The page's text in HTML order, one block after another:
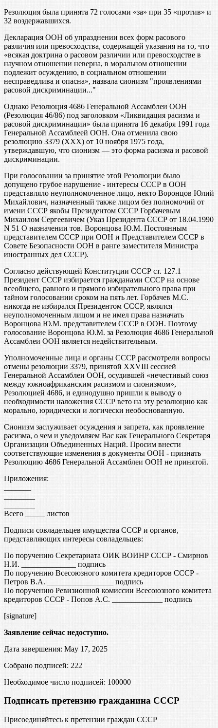
Резолюция была принята 72 голосами «за» при 35 «против» и
32 воздержавшихся.
Декларация ООН об упразднении всех форм расового
различия или превосходства, содержащей указания на то, что
«всякая доктрина о расовом различии или превосходстве в
научном отношении неверна, в моральном отношении
подлежит осуждению, в социальном отношении
несправедлива и опасна», назвала сионизм "проявлениями
расовой дискриминации..."
Однако Резолюция 4686 Генеральной Ассамблеи ООН
(Резолюция 46/86) под заголовком «Ликвидация расизма и
расовой дискриминации» была принята 16 декабря 1991 года
Генеральной Ассамблеей ООН. Она отменила свою
резолюцию 3379 (ХХХ) от 10 ноября 1975 года,
утверждавшую, что сионизм — это форма расизма и расовой
дискриминации.
При голосовании за принятие этой Резолюции было
допущено грубое нарушение - интересы СССР в ООН
представляло неуполномоченное лицо, некто Воронцов Юлий
Михайлович, назначенный также лицом без полномочий от
имени СССР якобы Президентом СССР Горбачевым
Михаилом Сергеевичем (Указ Президента СССР от 18.04.1990
N 51 О назначении тов. Воронцова Ю.М. Постоянным
представителем СССР при ООН и Представителем СССР в
Совете Безопасности ООН в ранге заместителя Министра
иностранных дел СССР).
Согласно действующей Конституции СССР ст. 127.1
Президент СССР избирается гражданами СССР на основе
всеобщего, равного и прямого избирательного права при
тайном голосовании сроком на пять лет. Горбачев М.С.
никогда не избирался Президентом СССР, являлся
неуполномоченным лицом и не имел права назначать
Воронцова Ю.М. представителем СССР в ООН. Поэтому
голосование Воронцова Ю.М. за Резолюция 4686 Генеральной
Ассамблеи ООН является недействительным.
Уполномоченные лица и органы СССР рассмотрели вопросы
отмены резолюции 3379, принятой XXVIII сессией
Генеральной Ассамблеи ООН, осудившей «нечестивый союз
между южноафриканским расизмом и сионизмом»,
Резолюцией 4686, и единодушно пришли к выводу о
необходимости наложения СССР вето на эту резолюцию как
морально, юридически и логически необоснованную.
Сионизм заслуживает осуждения и запрета, как проявление
расизма, о чем и уведомляем Вас как Генерального Секретаря
Организации Объединенных Наций. Просим внести
соответствующие изменения в документы ООН - признать
Резолюцию 4686 Генеральной Ассамблеи ООН не принятой.
Приложения:
Всего _____ листов
Подписи совладельцев имущества СССР и органов,
представляющих интересы совладельцев:
По поручению Секретариата ОИК ВОИНР СССР - Смирнов
Н.И. ______________ подпись
По поручению Всесоюзного комитета кредиторов СССР -
Петров В.А. _________________ подпись
По поручению Ревизионной комиссии Всесоюзного комитета
кредиторов СССР - Попов А.С. _____________ подпись
[signature]
Заявление сейчас недоступно.
Дата завершения: May 17, 2025
Собрано подписей: 222
Необходимое число подписей: 100000
Подписать претензию гражданина СССР
Присоединяйтесь к претензии граждан СССР